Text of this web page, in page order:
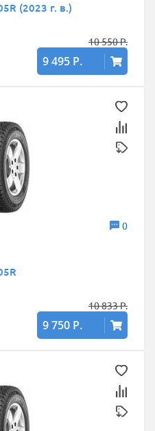
(2023 г. в.)
10 550 Р.
9 495 Р.
0
10 833 Р.
9 750 Р.